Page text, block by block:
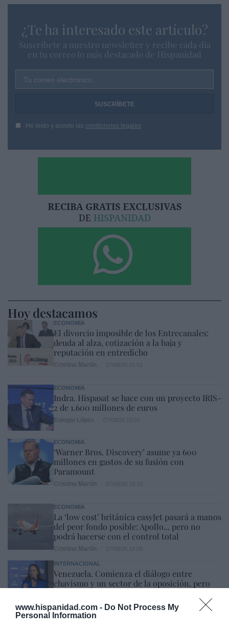
www.hispanidad.com - Do Not Process My
Personal Information
¿Te ha interesado este artículo?
Suscríbete a nuestro newsletter y recibe cada dia
en tu correo lo más destacado de Hispanidad
Tu correo electrónico...
He leído y acepto las condiciones legales
Hoy destacamos
ECONOMÍA
El divorcio imposible de los Entrecanales:
deuda al alza, cotización a la baja y
reputación en entredicho
ECONOMÍA
Indra. Hispasat se hace con un proyecto IRIS-
2 de 1.600 millones de euros
ECONOMÍA
‘Warner Bros. Discovery’ asume ya 600
millones en gastos de su fusión con
Paramount
ECONOMÍA
La ‘low cost’ británica easyJet pasará a manos
del peor fondo posible: Apollo... pero no
podrá hacerse con el control total
INTERNACIONAL
Venezuela. Comienza el diálogo entre
chavismo y un sector de la oposición, pero
José Ángel Gutiérrez 07/08/26 11:46